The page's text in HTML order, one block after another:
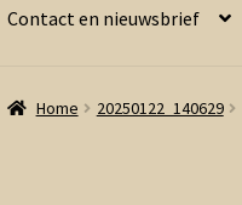
Contact en nieuwsbrief
Home 20250122_140629